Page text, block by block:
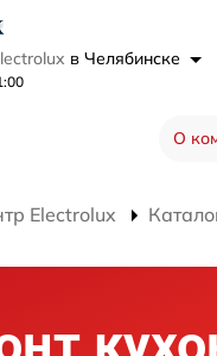
в Челябинске
О
Electrolux